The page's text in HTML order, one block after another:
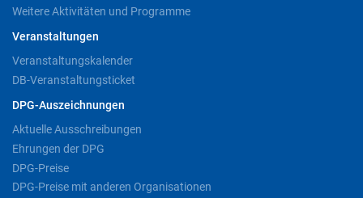
Weitere Aktivitäten und Programme
Veranstaltungen
Veranstaltungskalender
DB-Veranstaltungsticket
DPG-Auszeichnungen
Aktuelle Ausschreibungen
Ehrungen der DPG
DPG-Preise
DPG-Preise mit anderen Organisationen